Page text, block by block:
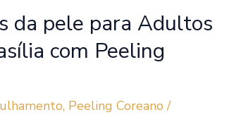
da pele para Adultos
com Peeling
, Peeling Coreano /